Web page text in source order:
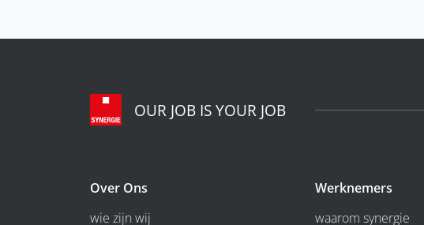
OUR JOB IS YOUR JOB
Over Ons
wie zijn wij
Werknemers
waarom synergie